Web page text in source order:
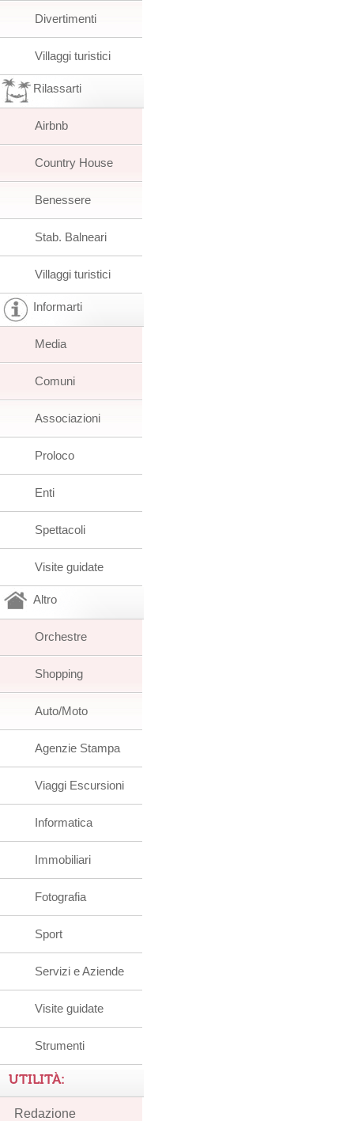
Divertimenti
Villaggi turistici
Rilassarti
Airbnb
Country House
Benessere
Stab. Balneari
Villaggi turistici
Informarti
Media
Comuni
Associazioni
Proloco
Enti
Spettacoli
Visite guidate
Altro
Orchestre
Shopping
Auto/Moto
Agenzie Stampa
Viaggi Escursioni
Informatica
Immobiliari
Fotografia
Sport
Servizi e Aziende
Visite guidate
Strumenti
UTILITÀ:
Redazione